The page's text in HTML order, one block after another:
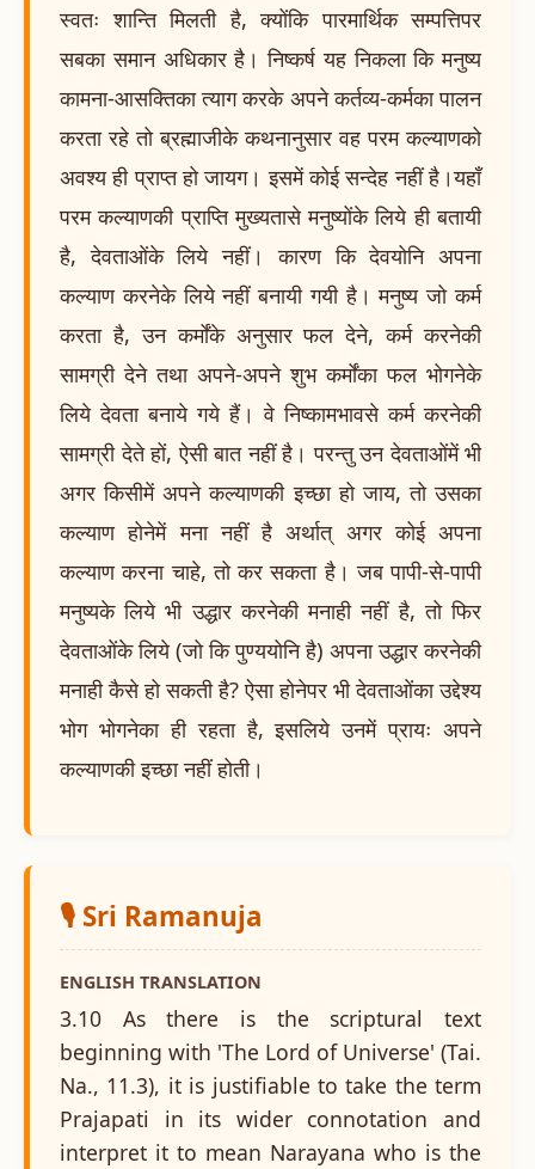
स्वतः शान्ति मिलती है, क्योंकि पारमार्थिक सम्पत्तिपर
सबका समान अधिकार है। निष्कर्ष यह निकला कि मनुष्य
कामना-आसक्तिका त्याग करके अपने कर्तव्य-कर्मका पालन
करता रहे तो ब्रह्माजीके कथनानुसार वह परम कल्याणको
अवश्य ही प्राप्त हो जायग। इसमें कोई सन्देह नहीं है।यहाँ
परम कल्याणकी प्राप्ति मुख्यतासे मनुष्योंके लिये ही बतायी
है, देवताओंके लिये नहीं। कारण कि देवयोनि अपना
कल्याण करनेके लिये नहीं बनायी गयी है। मनुष्य जो कर्म
करता है, उन कर्मोंके अनुसार फल देने, कर्म करनेकी
सामग्री देने तथा अपने-अपने शुभ कर्मोंका फल भोगनेके
लिये देवता बनाये गये हैं। वे निष्कामभावसे कर्म करनेकी
सामग्री देते हों, ऐसी बात नहीं है। परन्तु उन देवताओंमें भी
अगर किसीमें अपने कल्याणकी इच्छा हो जाय, तो उसका
कल्याण होनेमें मना नहीं है अर्थात् अगर कोई अपना
कल्याण करना चाहे, तो कर सकता है। जब पापी-से-पापी
मनुष्यके लिये भी उद्धार करनेकी मनाही नहीं है, तो फिर
देवताओंके लिये (जो कि पुण्ययोनि है) अपना उद्धार करनेकी
मनाही कैसे हो सकती है? ऐसा होनेपर भी देवताओंका उद्देश्य
भोग भोगनेका ही रहता है, इसलिये उनमें प्रायः अपने
कल्याणकी इच्छा नहीं होती।
🎙️ Sri Ramanuja
ENGLISH TRANSLATION
3.10 As there is the scriptural text
beginning with 'The Lord of Universe' (Tai.
Na., 11.3), it is justifiable to take the term
Prajapati in its wider connotation and
interpret it to mean Narayana who is the